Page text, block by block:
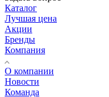
Каталог
Лучшая цена
Акции
Бренды
Компания
О компании
Новости
Команда